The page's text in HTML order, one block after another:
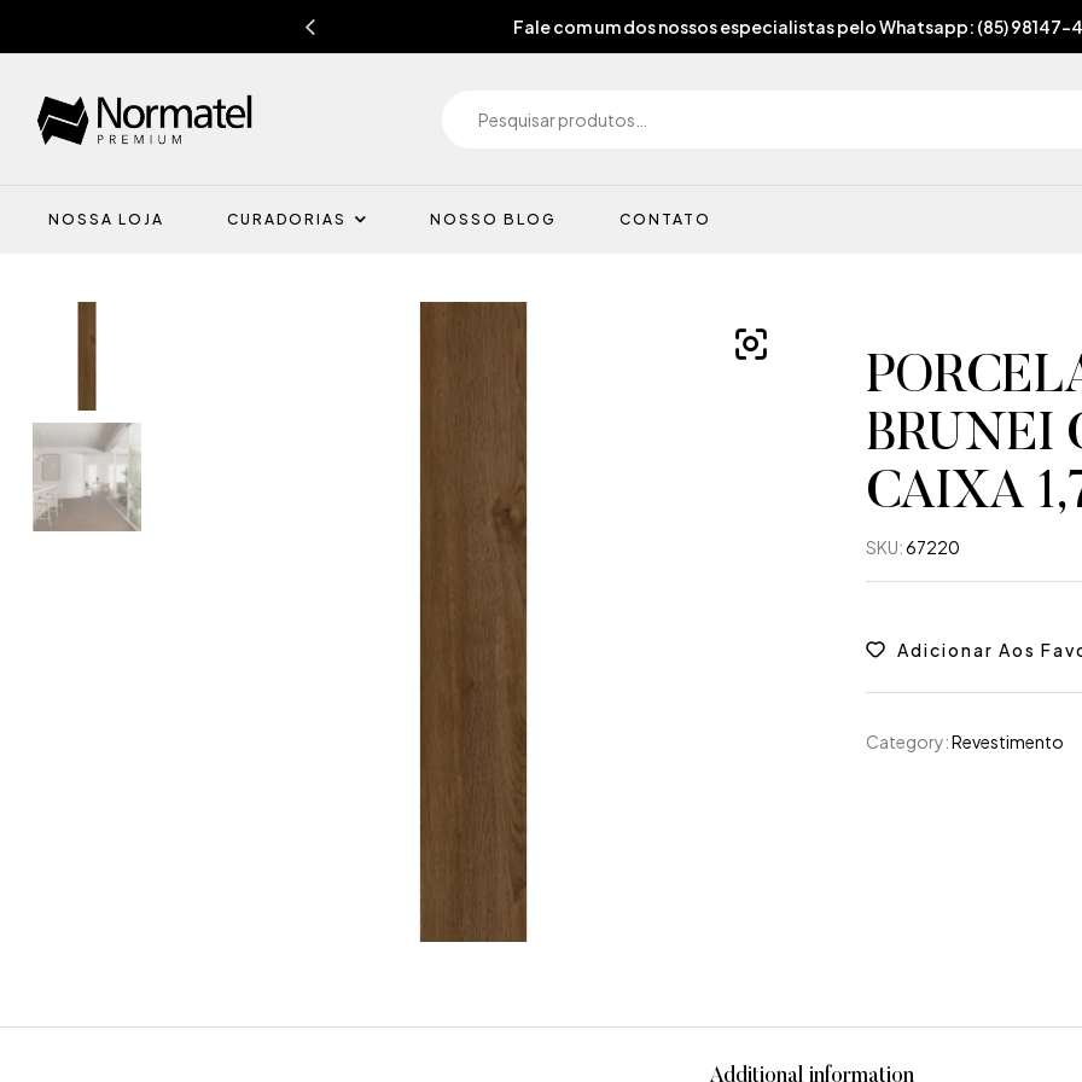
Fale com um dos nossos especialistas pelo Whatsapp: (85) 98147-
NOSSA LOJA CURADORIAS NOSSO BLOG CONTATO
BRUNEI
CAIXA
SKU:67220
Adicionar Aos
Category:Revestimento
Additional information